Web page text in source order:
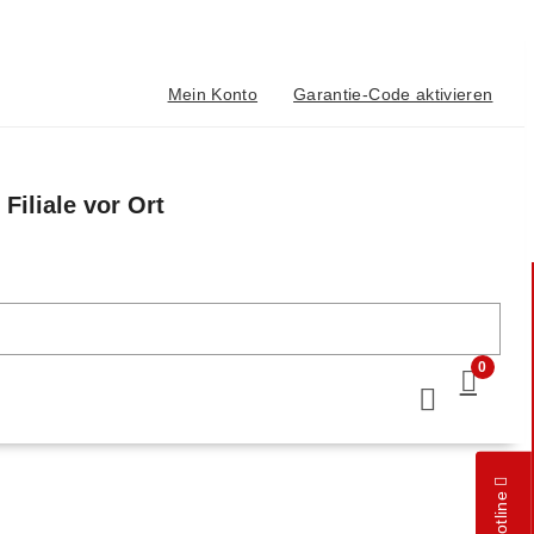
Mein Konto Garantie-Code aktivieren
Filiale vor Ort
0